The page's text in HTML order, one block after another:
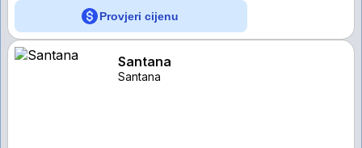
Provjeri cijenu
Santana
Santana